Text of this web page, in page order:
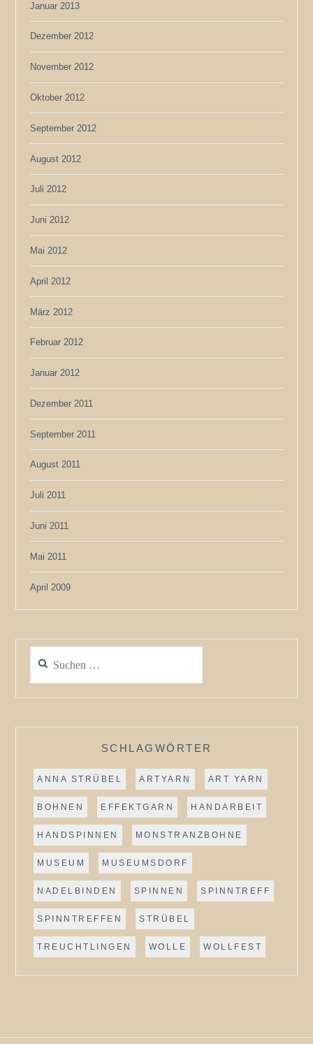
Januar 2013
Dezember 2012
November 2012
Oktober 2012
September 2012
August 2012
Juli 2012
Juni 2012
Mai 2012
April 2012
März 2012
Februar 2012
Januar 2012
Dezember 2011
September 2011
August 2011
Juli 2011
Juni 2011
Mai 2011
April 2009
nach:
SCHLAGWÖRTER
ANNA STRÜBEL ARTYARN ART YARN
BOHNEN EFFEKTGARN HANDARBEIT
HANDSPINNEN MONSTRANZBOHNE
MUSEUM MUSEUMSDORF
NADELBINDEN SPINNEN SPINNTREFF
SPINNTREFFEN STRÜBEL
TREUCHTLINGEN WOLLE WOLLFEST